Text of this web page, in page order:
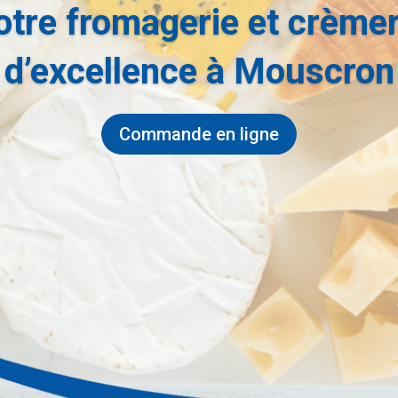
fromagerie et
d’excellence à Mouscron
Commande en ligne